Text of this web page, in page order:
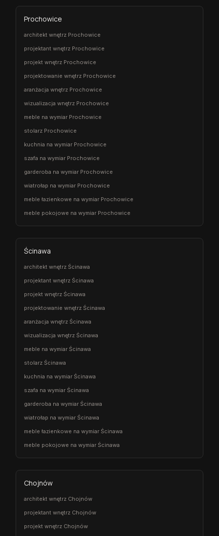
Prochowice
architekt wnętrz Prochowice
projektant wnętrz Prochowice
projekt wnętrz Prochowice
projektowanie wnętrz Prochowice
aranżacja wnętrz Prochowice
wizualizacja wnętrz Prochowice
meble na wymiar Prochowice
stolarz Prochowice
kuchnia na wymiar Prochowice
szafa na wymiar Prochowice
garderoba na wymiar Prochowice
wiatrołap na wymiar Prochowice
meble łazienkowe na wymiar Prochowice
meble pokojowe na wymiar Prochowice
Ścinawa
architekt wnętrz Ścinawa
projektant wnętrz Ścinawa
projekt wnętrz Ścinawa
projektowanie wnętrz Ścinawa
aranżacja wnętrz Ścinawa
wizualizacja wnętrz Ścinawa
meble na wymiar Ścinawa
stolarz Ścinawa
kuchnia na wymiar Ścinawa
szafa na wymiar Ścinawa
garderoba na wymiar Ścinawa
wiatrołap na wymiar Ścinawa
meble łazienkowe na wymiar Ścinawa
meble pokojowe na wymiar Ścinawa
Chojnów
architekt wnętrz Chojnów
projektant wnętrz Chojnów
projekt wnętrz Chojnów